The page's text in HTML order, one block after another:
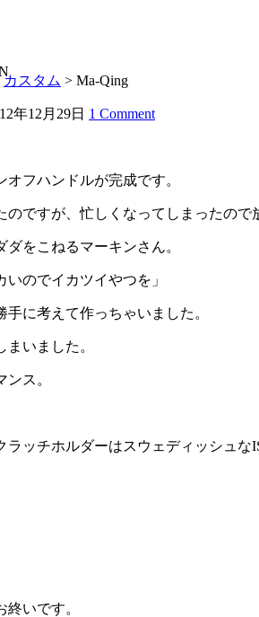
カスタム > Ma-Qing
年12月29日 1 Comment
フハンドルが完成です。
のですが、忙しくなってしまったので
をこねるマーキンさん。
いのでイカツイやつを」
手に考えて作っちゃいました。
いました。
ス。
ラッチホルダーはスウェディッシュな
いです。